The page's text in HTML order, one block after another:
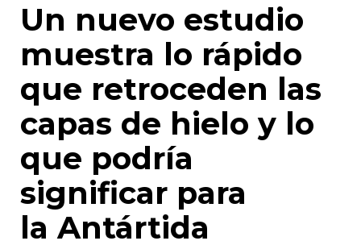
Un nuevo estudio
muestra lo rápido
que retroceden las
capas de hielo y lo
que podría
significar para
la Antártida